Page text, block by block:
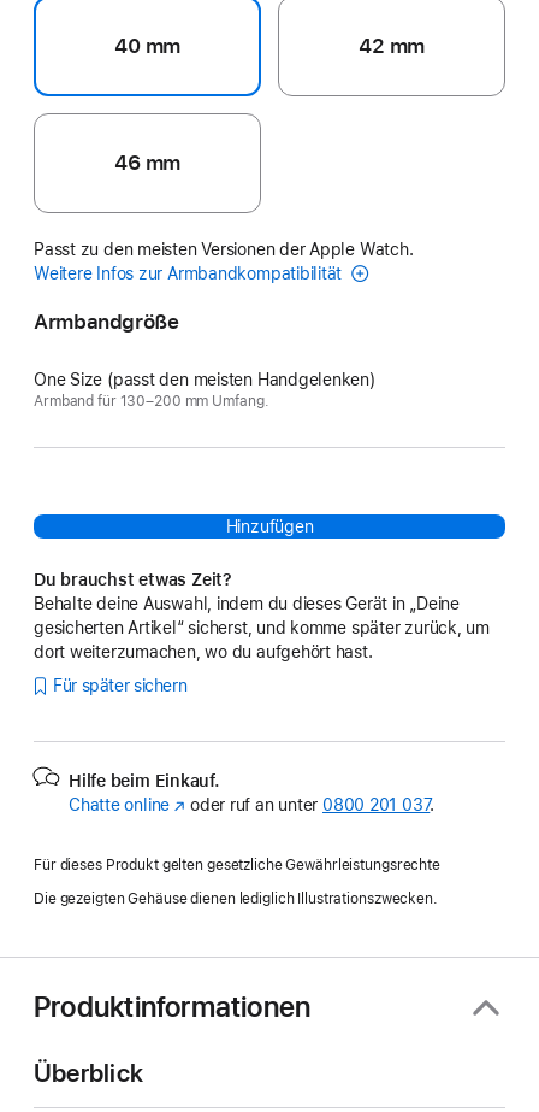
40 mm 42 mm
46 mm
Passt zu den meisten Versionen der Apple Watch.
Weitere Infos zur Armbandkompatibilität
Armbandgröße
One Size (passt den meisten Handgelenken)
Armband für 130–200 mm Umfang.
Hinzufügen
Du brauchst etwas Zeit?
Behalte deine Auswahl, indem du dieses Gerät in „Deine
gesicherten Artikel“ sicherst, und komme später zurück, um
dort weiterzumachen, wo du aufgehört hast.
Für später sichern
Hilfe beim Einkauf.
Chatte online (Öffnet
Fenster)
oder ruf an unter 0800 201 037.
Für dieses Produkt gelten gesetzliche Gewährleistungsrechte
Die gezeigten Gehäuse dienen lediglich Illustrationszwecken.
Produktinformationen
Überblick